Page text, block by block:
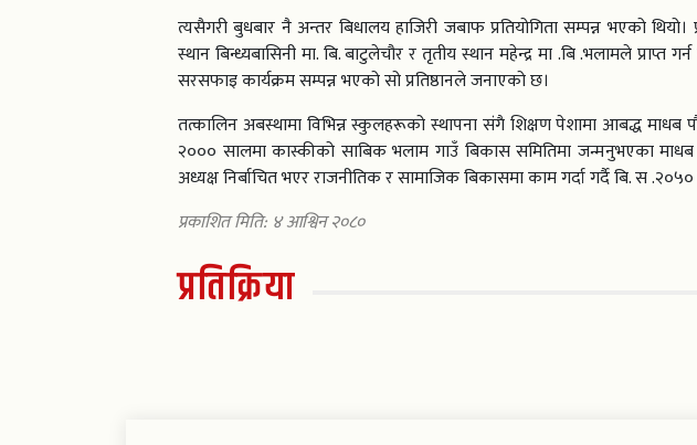
त्यसैगरी बुधबार नै अन्तर बिधालय हाजिरी जबाफ प्रतियोगिता सम्पन्न भएको थियो।
स्थान बिन्ध्यबासिनी मा. बि. बाटुलेचौर र तृतीय स्थान महेन्द्र मा .बि .भलामले
सरसफाइ कार्यक्रम सम्पन्न भएको सो प्रतिष्ठानले जनाएको छ।
तत्कालिन अबस्थामा विभिन्न स्कुलहरूको स्थापना संगै शिक्षण पेशामा आबद्ध माधब
२००० सालमा कास्कीको साबिक भलाम गाउँ बिकास समितिमा जन्मनुभएका
अध्यक्ष निर्बाचित भएर राजनीतिक र सामाजिक बिकासमा काम गर्दा गर्दै बि. स
प्रकाशित मिति: ४ आश्विन २०८०
प्रतिक्रिया